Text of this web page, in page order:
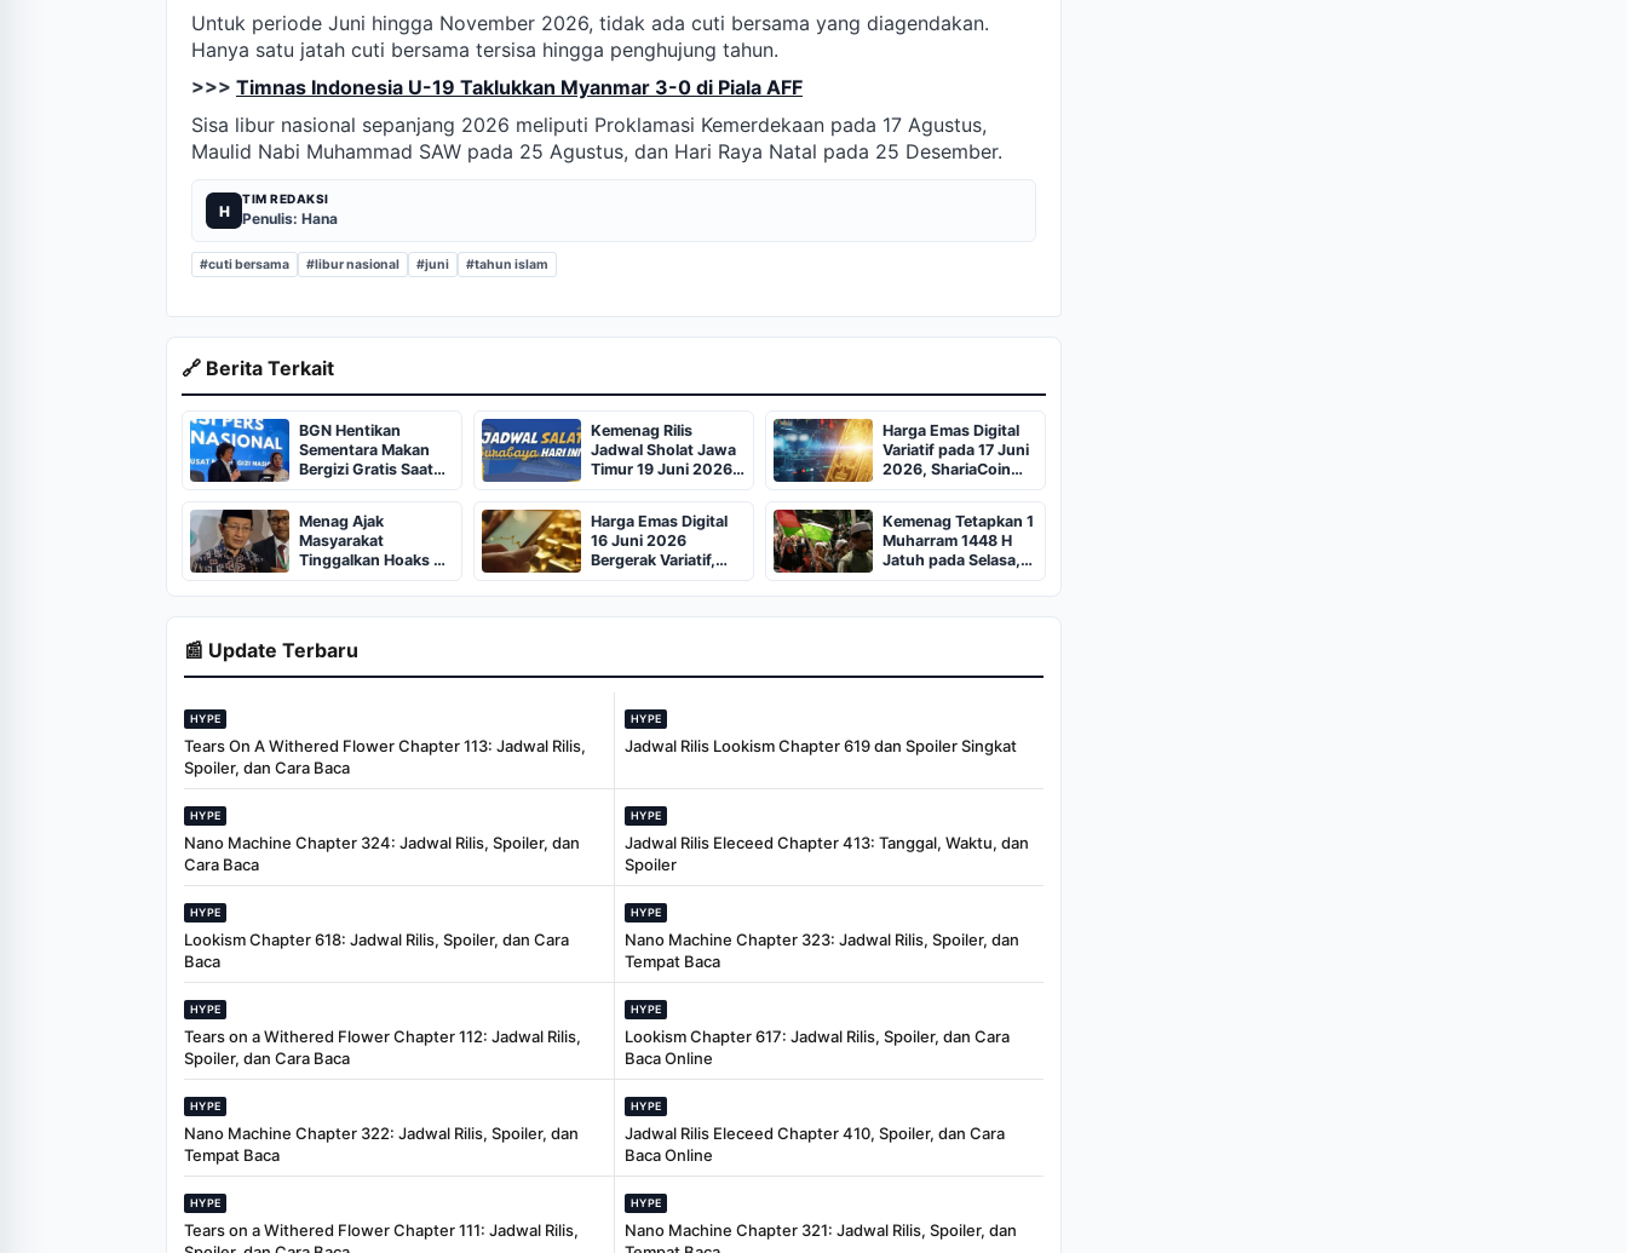
Untuk periode Juni hingga November 2026, tidak ada cuti bersama yang diagendakan.
Hanya satu jatah cuti bersama tersisa hingga penghujung tahun.
>>> Timnas Indonesia U-19 Taklukkan Myanmar 3-0 di Piala AFF
Sisa libur nasional sepanjang 2026 meliputi Proklamasi Kemerdekaan pada 17 Agustus,
Maulid Nabi Muhammad SAW pada 25 Agustus, dan Hari Raya Natal pada 25 Desember.
H
TIM REDAKSI
Penulis: Hana
#cuti bersama #libur nasional #juni #tahun islam
🔗 Berita Terkait
BGN Hentikan
Sementara Makan
Bergizi Gratis Saat
Libur Demi Efisiensi
Kemenag Rilis
Jadwal Sholat Jawa
Timur 19 Juni 2026,
Cek Waktunya
Harga Emas Digital
Variatif pada 17 Juni
2026, ShariaCoin
Tertinggi
Menag Ajak
Masyarakat
Tinggalkan Hoaks di
Tahun Baru Islam
Harga Emas Digital
16 Juni 2026
Bergerak Variatif,
Dipicu Pasar Global
Kemenag Tetapkan 1
Muharram 1448 H
Jatuh pada Selasa,
16 Juni 2026
📰 Update Terbaru
HYPE
Tears On A Withered Flower Chapter 113: Jadwal Rilis,
Spoiler, dan Cara Baca
HYPE
Jadwal Rilis Lookism Chapter 619 dan Spoiler Singkat
HYPE
Nano Machine Chapter 324: Jadwal Rilis, Spoiler, dan
Cara Baca
HYPE
Jadwal Rilis Eleceed Chapter 413: Tanggal, Waktu, dan
Spoiler
HYPE
Lookism Chapter 618: Jadwal Rilis, Spoiler, dan Cara
Baca
HYPE
Nano Machine Chapter 323: Jadwal Rilis, Spoiler, dan
Tempat Baca
HYPE
Tears on a Withered Flower Chapter 112: Jadwal Rilis,
Spoiler, dan Cara Baca
HYPE
Lookism Chapter 617: Jadwal Rilis, Spoiler, dan Cara
Baca Online
HYPE
Nano Machine Chapter 322: Jadwal Rilis, Spoiler, dan
Tempat Baca
HYPE
Jadwal Rilis Eleceed Chapter 410, Spoiler, dan Cara
Baca Online
HYPE
Tears on a Withered Flower Chapter 111: Jadwal Rilis,
HYPE
Nano Machine Chapter 321: Jadwal Rilis, Spoiler, dan